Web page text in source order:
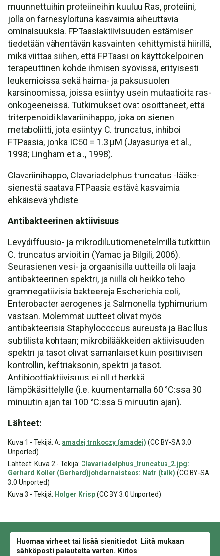
muunnettuihin proteiineihin kuuluu Ras, proteiini,
jolla on farnesyloituna kasvaimia aiheuttavia
ominaisuuksia. FPTaasiaktiivisuuden estämisen
tiedetään vähentävän kasvainten kehittymistä hiirillä,
mikä viittaa siihen, että FPTaasi on käyttökelpoinen
terapeuttinen kohde ihmisen syövissä, erityisesti
leukemioissa sekä haima- ja paksusuolen
karsinoomissa, joissa esiintyy usein mutaatioita ras-
onkogeeneissä. Tutkimukset ovat osoittaneet, että
triterpenoidi klavariinihappo, joka on sienen
metaboliitti, jota esiintyy C. truncatus, inhiboi
FTPaasia, jonka IC50 = 1.3 µM (Jayasuriya et al.,
1998; Lingham et al., 1998).
Clavariinihappo, Clavariadelphus truncatus -lääke-
sienestä saatava FTPaasia estävä kasvaimia
ehkäisevä yhdiste
Antibakteerinen aktiivisuus
Levydiffuusio- ja mikrodiluutiomenetelmillä tutkittiin
C. truncatus arvioitiin (Yamac ja Bilgili, 2006).
Seurasienen vesi- ja orgaanisilla uutteilla oli laaja
antibakteerinen spektri, ja niillä oli heikko teho
gramnegatiivisia bakteereja Escherichia coli,
Enterobacter aerogenes ja Salmonella typhimurium
vastaan. Molemmat uutteet olivat myös
antibakteerisia Staphylococcus aureusta ja Bacillus
subtilista kohtaan; mikrobilääkkeiden aktiivisuuden
spektri ja tasot olivat samanlaiset kuin positiivisen
kontrollin, keftriaksonin, spektri ja tasot.
Antibioottiaktiivisuus ei ollut herkkä
lämpökäsittelylle (i.e. kuumentamalla 60 °C:ssa 30
minuutin ajan tai 100 °C:ssa 5 minuutin ajan).
Lähteet:
Kuva 1 - Tekijä: A: amadej trnkoczy (amadej) (CC BY-SA 3.0
Unported)
Lähteet: Kuva 2 - Tekijä: Clavariadelphus_truncatus_2.jpg:
Gerhard Koller (Gerhard)johdannaisteos: Natr (talk) (CC BY-SA
3.0 Unported)
Kuva 3 - Tekijä: Holger Krisp(CC BY 3.0 Unported)